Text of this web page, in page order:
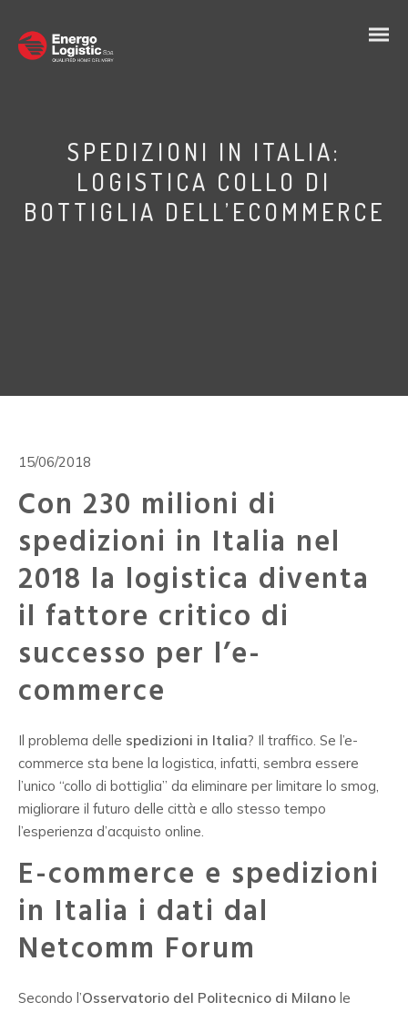
SPEDIZIONI IN ITALIA:
LOGISTICA COLLO DI
BOTTIGLIA DELL’ECOMMERCE
15/06/2018
Con 230 milioni di
spedizioni in Italia nel
2018 la logistica diventa
il fattore critico di
successo per l’e-
commerce
Il problema delle spedizioni in Italia? Il traffico. Se l’e-
commerce sta bene la logistica, infatti, sembra essere
l’unico “collo di bottiglia” da eliminare per limitare lo smog,
migliorare il futuro delle città e allo stesso tempo
l’esperienza d’acquisto online.
E-commerce e spedizioni
in Italia i dati dal
Netcomm Forum
Secondo l’Osservatorio del Politecnico di Milano le